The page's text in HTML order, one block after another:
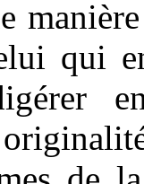
qui